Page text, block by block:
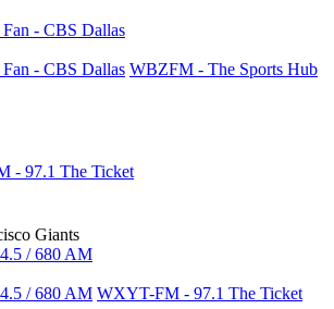
- CBS Dallas
- CBS Dallas WBZFM - The Sports Hub
- 97.1 The Ticket
Giants
/ 680 AM
/ 680 AM WXYT-FM - 97.1 The Ticket